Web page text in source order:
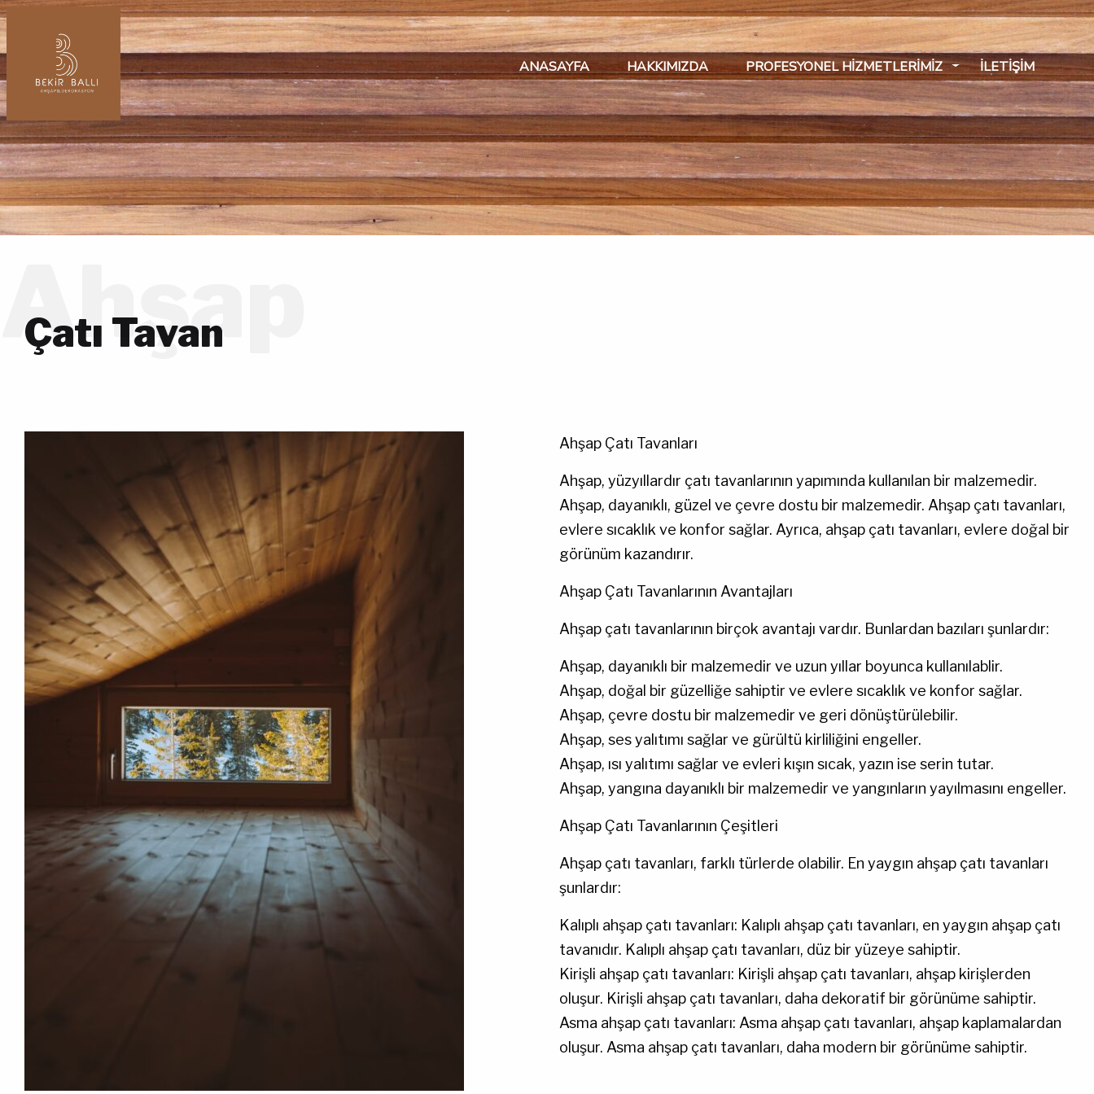
ANASAYFA HAKKIMIZDA PROFESYONEL HIZMETLERIMIZ İLETIŞIM
Çatı Tavan
Ahşap
Ahşap Çatı Tavanları
Ahşap, yüzyıllardır çatı tavanlarının yapımında kullanılan bir malzemedir.
Ahşap, dayanıklı, güzel ve çevre dostu bir malzemedir. Ahşap çatı tavanları,
evlere sıcaklık ve konfor sağlar. Ayrıca, ahşap çatı tavanları, evlere doğal bir
görünüm kazandırır.
Ahşap Çatı Tavanlarının Avantajları
Ahşap çatı tavanlarının birçok avantajı vardır. Bunlardan bazıları şunlardır:
Ahşap, dayanıklı bir malzemedir ve uzun yıllar boyunca kullanılablir.
Ahşap, doğal bir güzelliğe sahiptir ve evlere sıcaklık ve konfor sağlar.
Ahşap, çevre dostu bir malzemedir ve geri dönüştürülebilir.
Ahşap, ses yalıtımı sağlar ve gürültü kirliliğini engeller.
Ahşap, ısı yalıtımı sağlar ve evleri kışın sıcak, yazın ise serin tutar.
Ahşap, yangına dayanıklı bir malzemedir ve yangınların yayılmasını engeller.
Ahşap Çatı Tavanlarının Çeşitleri
Ahşap çatı tavanları, farklı türlerde olabilir. En yaygın ahşap çatı tavanları
şunlardır:
Kalıplı ahşap çatı tavanları: Kalıplı ahşap çatı tavanları, en yaygın ahşap çatı
tavanıdır. Kalıplı ahşap çatı tavanları, düz bir yüzeye sahiptir.
Kirişli ahşap çatı tavanları: Kirişli ahşap çatı tavanları, ahşap kirişlerden
oluşur. Kirişli ahşap çatı tavanları, daha dekoratif bir görünüme sahiptir.
Asma ahşap çatı tavanları: Asma ahşap çatı tavanları, ahşap kaplamalardan
oluşur. Asma ahşap çatı tavanları, daha modern bir görünüme sahiptir.